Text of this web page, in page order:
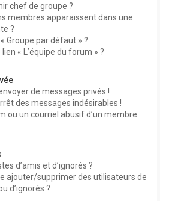
chef de groupe ?
membres apparaissent dans une
?
Groupe par défaut » ?
« L’équipe du forum » ?
de messages privés !
des messages indésirables !
ou un courriel abusif d’un membre
d’amis et d’ignorés ?
ajouter/supprimer des utilisateurs de
d’ignorés ?